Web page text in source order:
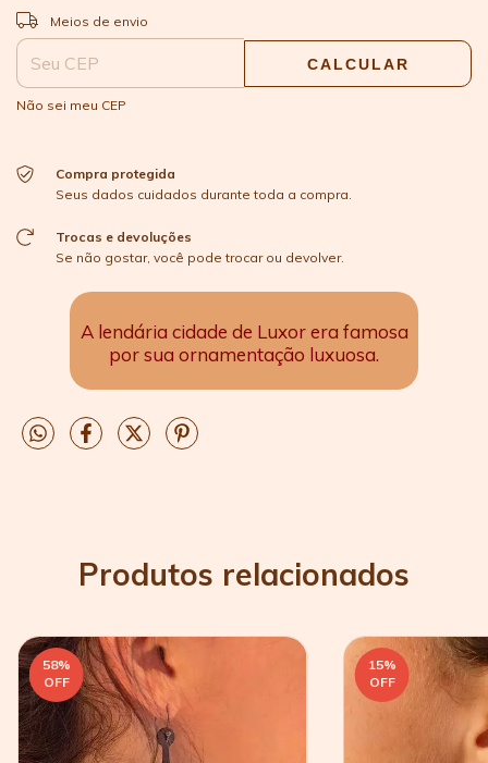
Entregas para o CEP:
Meios de envio
CALCULAR
Não sei meu CEP
Compra protegida
Seus dados cuidados durante toda a compra.
Trocas e devoluções
Se não gostar, você pode trocar ou devolver.
A lendária cidade de Luxor era famosa
por sua ornamentação luxuosa.
Produtos relacionados
58%
OFF
15%
OFF